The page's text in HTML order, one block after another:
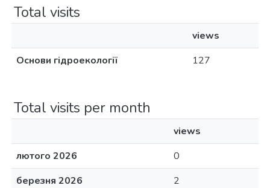
Total visits
views
Основи гідроекології
127
Total visits per month
views
лютого 2026
0
березня 2026
2